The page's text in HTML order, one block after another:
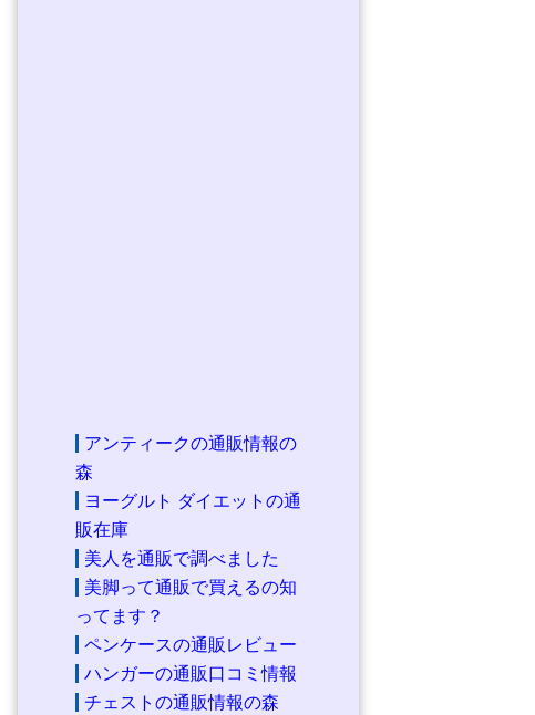
アンティークの通販情報の
森
ヨーグルト ダイエットの通
販在庫
美人を通販で調べました
美脚って通販で買えるの知
ってます？
ペンケースの通販レビュー
ハンガーの通販口コミ情報
チェストの通販情報の森